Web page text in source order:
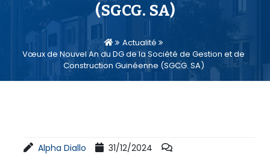
(SGCG. SA)
Actualité
Vœux de Nouvel An du DG de la Société de Gestion et de
Construction Guinéenne (SGCG. SA)
Alpha Diallo
31/12/2024